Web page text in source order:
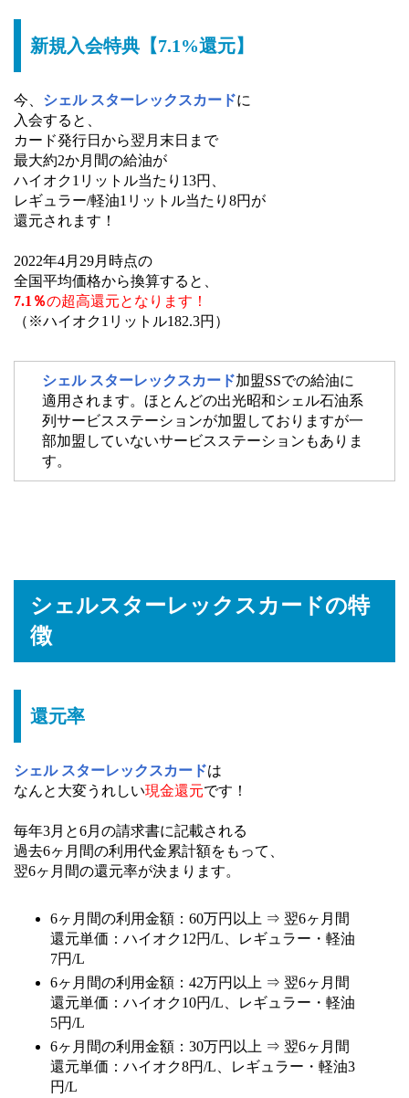
新規入会特典【7.1%還元】
今、 シェル スターレックスカードに
入会すると、
カード発行日から翌月末日まで
最大約2か月間の給油が
ハイオク1リットル当たり13円、
レギュラー/軽油1リットル当たり8円が
還元されます！
2022年4月29月時点の
全国平均価格から換算すると、
7.1％の超高還元となります！
（※ハイオク1リットル182.3円）
シェル スターレックスカード加盟SSでの給油に
適用されます。ほとんどの出光昭和シェル石油系
列サービスステーションが加盟しておりますが一
部加盟していないサービスステーションもありま
す。
シェルスターレックスカードの特
徴
還元率
シェル スターレックスカードは
なんと大変うれしい現金還元です！
毎年3月と6月の請求書に記載される
過去6ヶ月間の利用代金累計額をもって、
翌6ヶ月間の還元率が決まります。
6ヶ月間の利用金額：60万円以上 ⇒ 翌6ヶ月間
還元単価：ハイオク12円/L、レギュラー・軽油
7円/L
6ヶ月間の利用金額：42万円以上 ⇒ 翌6ヶ月間
還元単価：ハイオク10円/L、レギュラー・軽油
5円/L
6ヶ月間の利用金額：30万円以上 ⇒ 翌6ヶ月間
還元単価：ハイオク8円/L、レギュラー・軽油3
円/L